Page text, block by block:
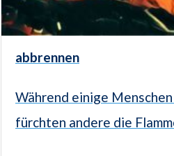
abbrennen
Während einige
fürchten andere die